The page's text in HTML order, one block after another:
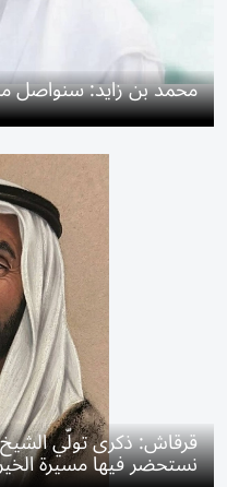
محمد بن زايد: سنواصل
قرقاش: ذكرى تولّي
نستحضر فيها مسيرة